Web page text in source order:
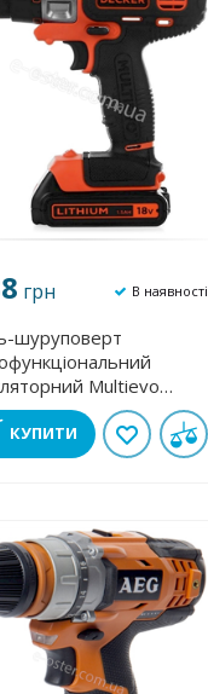
грн В наявності
шуруповерт
Multievo
MT218K
КУПИТИ